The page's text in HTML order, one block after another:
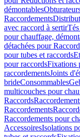
démontables
Raccordements
avec raccord à sertir
pour chauffage,
détachées pour
pour tubes et raccords
pour raccordsFixations
raccordementsJoints
brideConsommables
multicouches pour
Raccords
Raccordements
Raccordements pour
AccessoiresIsolations